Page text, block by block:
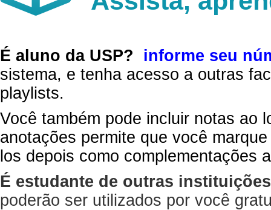
É aluno da USP?
informe seu
sistema, e tenha acesso a outras
playlists.
Você também pode incluir notas ao
anotações permite que você
los depois como complementações
É estudante de outras
poderão ser utilizados por você